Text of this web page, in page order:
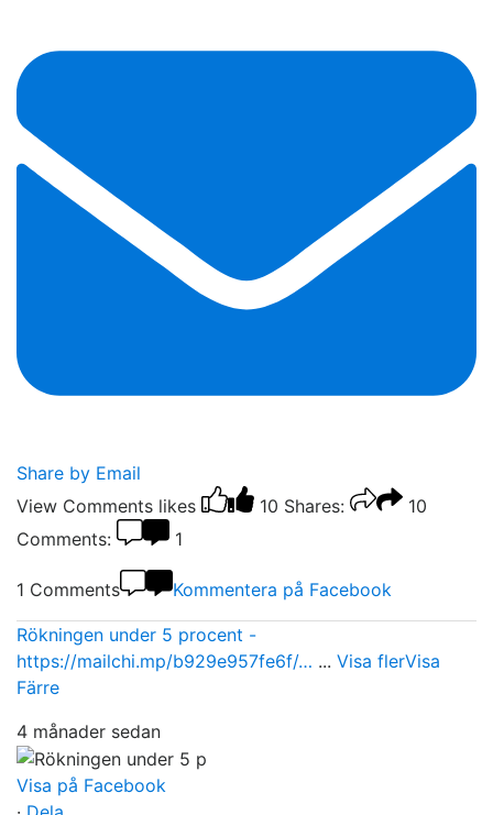
Share by Email
View Comments likes 10 Shares:
10
Comments:
1
1 Comments Kommentera på Facebook
Rökningen under 5 procent -
https://mailchi.mp/b929e957fe6f/… ... Visa flerVisa
Färre
4 månader sedan
Visa på Facebook